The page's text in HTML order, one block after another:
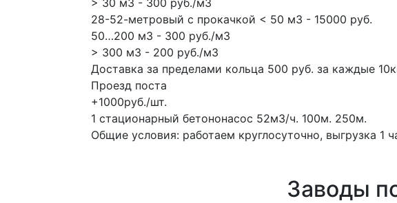
> 30 м3 - 300 руб./м3
28-52-метровый с прокачкой < 50 м3 - 15000 руб.
50…200 м3 - 300 руб./м3
> 300 м3 - 200 руб./м3
Доставка за пределами кольца 500 руб. за каждые
Проезд поста
+1000руб./шт.
1 стационарный бетононасос 52м3/ч. 100м. 250м.
Общие условия: работаем круглосуточно, выгрузка 1
Заводы